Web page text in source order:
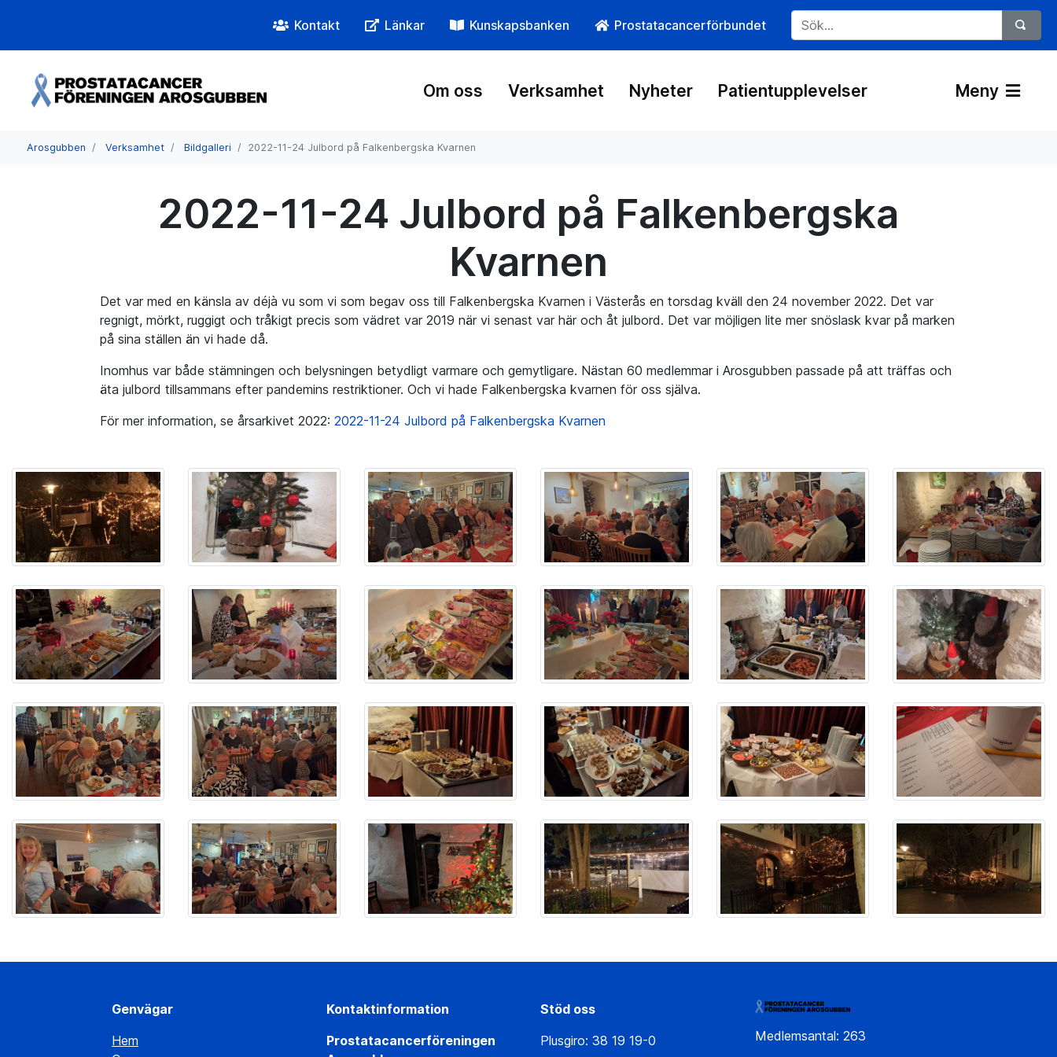
Kontakt Länkar Kunskapsbanken Prostatacancerförbundet
Om oss Verksamhet Nyheter Patientupplevelser Meny
Arosgubben Verksamhet Bildgalleri 2022-11-24 Julbord på Falkenbergska Kvarnen
2022-11-24 Julbord på Falkenbergska
Kvarnen
Det var med en känsla av déjà vu som vi som begav oss till Falkenbergska Kvarnen i Västerås en torsdag kväll den 24 november 2022. Det var
regnigt, mörkt, ruggigt och tråkigt precis som vädret var 2019 när vi senast var här och åt julbord. Det var möjligen lite mer snöslask kvar på marken
på sina ställen än vi hade då.
Inomhus var både stämningen och belysningen betydligt varmare och gemytligare. Nästan 60 medlemmar i Arosgubben passade på att träffas och
äta julbord tillsammans efter pandemins restriktioner. Och vi hade Falkenbergska kvarnen för oss själva.
För mer information, se årsarkivet 2022: 2022-11-24 Julbord på Falkenbergska Kvarnen
Genvägar
Hem
Kontaktinformation
Prostatacancerföreningen
Stöd oss
Plusgiro: 38 19 19-0
Medlemsantal: 263